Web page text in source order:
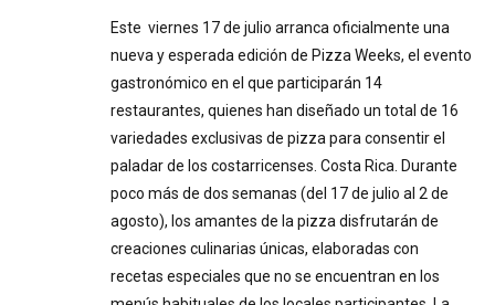
Este viernes 17 de julio arranca oficialmente una
nueva y esperada edición de Pizza Weeks, el evento
gastronómico en el que participarán 14
restaurantes, quienes han diseñado un total de 16
variedades exclusivas de pizza para consentir el
paladar de los costarricenses. Costa Rica. Durante
poco más de dos semanas (del 17 de julio al 2 de
agosto), los amantes de la pizza disfrutarán de
creaciones culinarias únicas, elaboradas con
recetas especiales que no se encuentran en los